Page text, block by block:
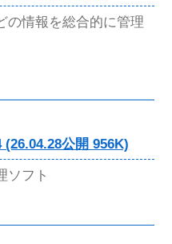
の情報を総合的に管理
公開 956K)
ソフト